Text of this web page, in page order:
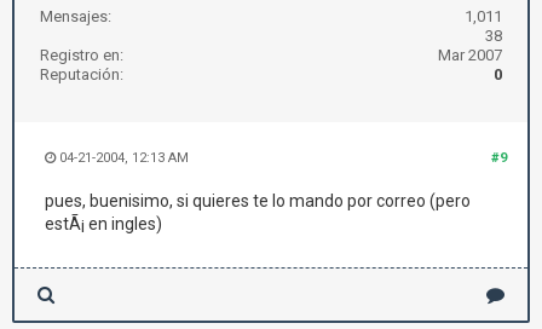
Mensajes:
1,011
38
Registro en:
Mar 2007
Reputación:
0
#9
04-21-2004, 12:13 AM
pues, buenisimo, si quieres te lo mando por correo (pero
estÃ¡ en ingles)